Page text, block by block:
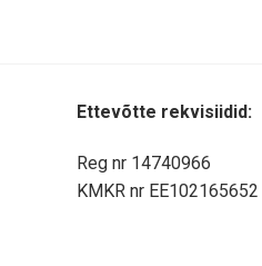
Ettevõtte rekvisiidid:
Reg nr 14740966
KMKR nr EE102165652